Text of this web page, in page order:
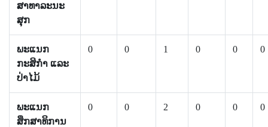
ສາທາລະນະ
ສຸກ
ພະແນກ
ກະສິກຳ ແລະ
ປ່າໄມ້
0 0 1 0 0 0
ພະແນກ
ສຶກສາທິການ
0 0 2 0 0 0